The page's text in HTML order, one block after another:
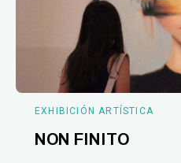
EXHIBICIÓN ARTÍSTICA
NON FINITO